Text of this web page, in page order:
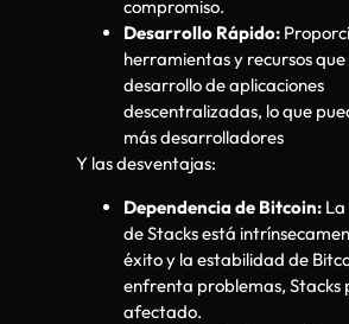
compromiso.
Desarrollo Rápido:
herramientas y recursos
desarrollo de aplicaciones
descentralizadas, lo que
más desarrolladores
Y las desventajas:
Dependencia de Bitcoin:
de Stacks está
éxito y la estabilidad de
enfrenta problemas, Stacks
afectado.